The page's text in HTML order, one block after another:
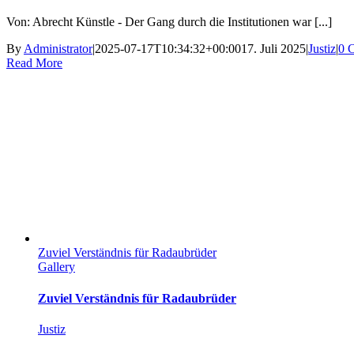
Von: Abrecht Künstle - Der Gang durch die Institutionen war [...]
By Administrator|2025-07-17T10:34:32+00:0017. Juli 2025|Justiz|0
Read More
Zuviel Verständnis für Radaubrüder
Gallery
Zuviel Verständnis für Radaubrüder
Justiz